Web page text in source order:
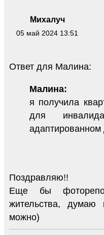
Михалуч
05 май 2024 13:51
Ответ для Малина:
Малина:
я получила
для
Поздравляю!!
Еще бы
жительства, думаю
можно)